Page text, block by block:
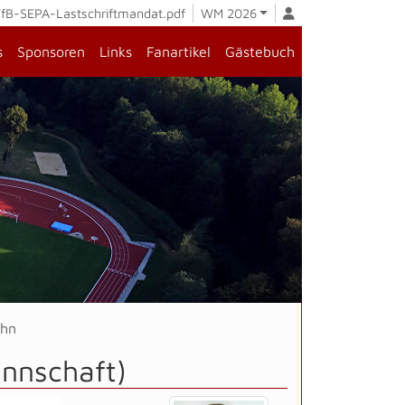
SEPA-Lastschriftmandat.pdf WM 2026
Sponsoren Links Fanartikel Gästebuch